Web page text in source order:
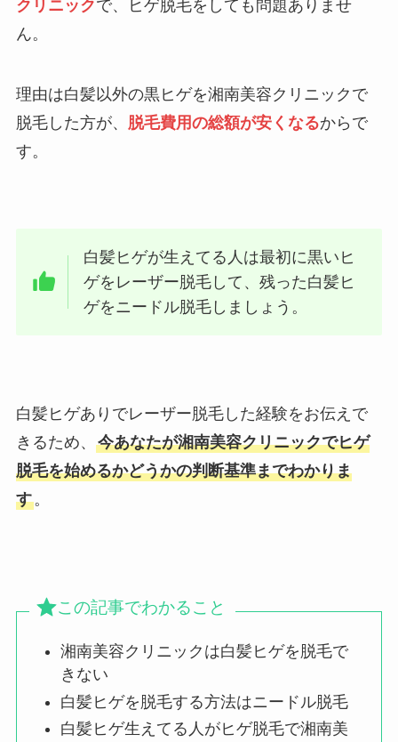
クリニックで、ヒゲ脱毛をしても問題ありませ
ん。
理由は白髪以外の黒ヒゲを湘南美容クリニックで
脱毛した方が、 脱毛費用の総額が安くなるからで
す。
白髪ヒゲが生えてる人は最初に黒いヒ
ゲをレーザー脱毛して、残った白髪ヒ
ゲをニードル脱毛しましょう。
白髪ヒゲありでレーザー脱毛した経験をお伝えで
きるため、 今あなたが湘南美容クリニックでヒゲ
脱毛を始めるかどうかの判断基準までわかりま
す。
この記事でわかること
湘南美容クリニックは白髪ヒゲを脱毛で
きない
白髪ヒゲを脱毛する方法はニードル脱毛
白髪ヒゲ生えてる人がヒゲ脱毛で湘南美